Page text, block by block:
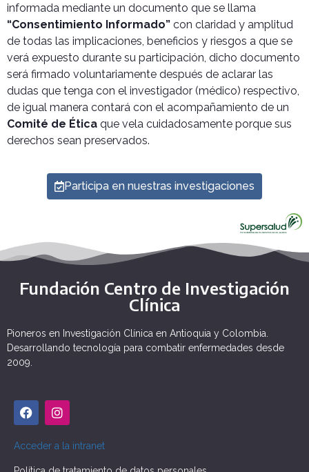
informada mediante un documento que se llama
“Consentimiento Informado” con claridad y amplitud
de todas las implicaciones, beneficios y riesgos a que se
verá expuesto durante su participación, dicho documento
será firmado voluntariamente después de aclarar las
dudas que tenga con el investigador (médico) respectivo,
de igual manera contará con el acompañamiento de un
Comité de Ética que vela cuidadosamente porque sus
derechos sean preservados.
Participa en nuestras investigaciones
Fundación Centro de Investigación
Clínica
Pioneros en Investigación Clínica en Antioquia y Colombia.
Desarrollando tecnología para combatir enfermedades desde
2009.
Acceder a la intranet